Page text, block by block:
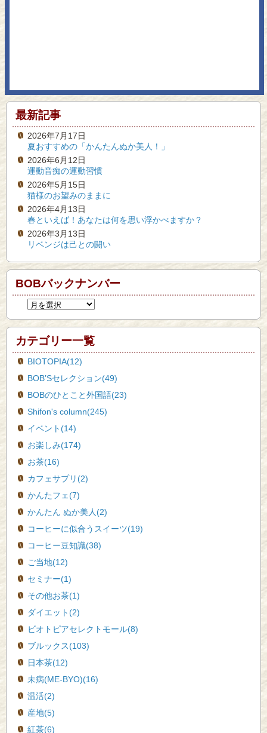
最新記事
2026年7月17日
夏おすすめの「かんたんぬか美人！」
2026年6月12日
運動音痴の運動習慣
2026年5月15日
猫様のお望みのままに
2026年4月13日
春といえば！あなたは何を思い浮かべますか？
2026年3月13日
リベンジは己との闘い
BOBバックナンバー
カテゴリー一覧
BIOTOPIA(12)
BOB’Sセレクション(49)
BOBのひとこと外国語(23)
Shifon's column(245)
イベント(14)
お楽しみ(174)
お茶(16)
カフェサプリ(2)
かんたフェ(7)
かんたん ぬか美人(2)
コーヒーに似合うスイーツ(19)
コーヒー豆知識(38)
ご当地(12)
セミナー(1)
その他お茶(1)
ダイエット(2)
ビオトピアセレクトモール(8)
ブルックス(103)
日本茶(12)
未病(ME-BYO)(16)
温活(2)
産地(5)
紅茶(6)